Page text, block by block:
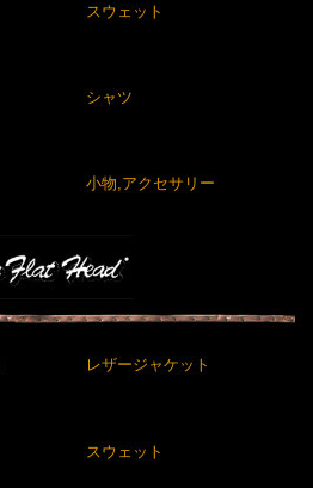
スウェット
シャツ
小物,アクセサリー
レザージャケット
スウェット